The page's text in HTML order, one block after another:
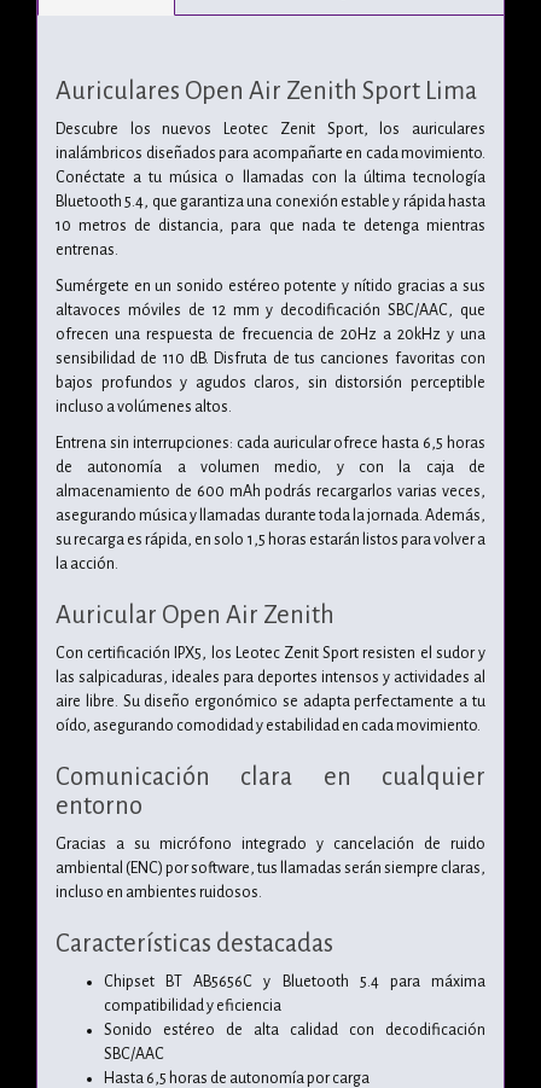
Auriculares Open Air Zenith Sport Lima
Descubre los nuevos Leotec Zenit Sport, los auriculares
inalámbricos diseñados para acompañarte en cada movimiento.
Conéctate a tu música o llamadas con la última tecnología
Bluetooth 5.4, que garantiza una conexión estable y rápida hasta
10 metros de distancia, para que nada te detenga mientras
entrenas.
Sumérgete en un sonido estéreo potente y nítido gracias a sus
altavoces móviles de 12 mm y decodificación SBC/AAC, que
ofrecen una respuesta de frecuencia de 20Hz a 20kHz y una
sensibilidad de 110 dB. Disfruta de tus canciones favoritas con
bajos profundos y agudos claros, sin distorsión perceptible
incluso a volúmenes altos.
Entrena sin interrupciones: cada auricular ofrece hasta 6,5 horas
de autonomía a volumen medio, y con la caja de
almacenamiento de 600 mAh podrás recargarlos varias veces,
asegurando música y llamadas durante toda la jornada. Además,
su recarga es rápida, en solo 1,5 horas estarán listos para volver a
la acción.
Auricular Open Air Zenith
Con certificación IPX5, los Leotec Zenit Sport resisten el sudor y
las salpicaduras, ideales para deportes intensos y actividades al
aire libre. Su diseño ergonómico se adapta perfectamente a tu
oído, asegurando comodidad y estabilidad en cada movimiento.
Comunicación clara en cualquier
entorno
Gracias a su micrófono integrado y cancelación de ruido
ambiental (ENC) por software, tus llamadas serán siempre claras,
incluso en ambientes ruidosos.
Características destacadas
Chipset BT AB5656C y Bluetooth 5.4 para máxima
compatibilidad y eficiencia
Sonido estéreo de alta calidad con decodificación
SBC/AAC
Hasta 6,5 horas de autonomía por carga